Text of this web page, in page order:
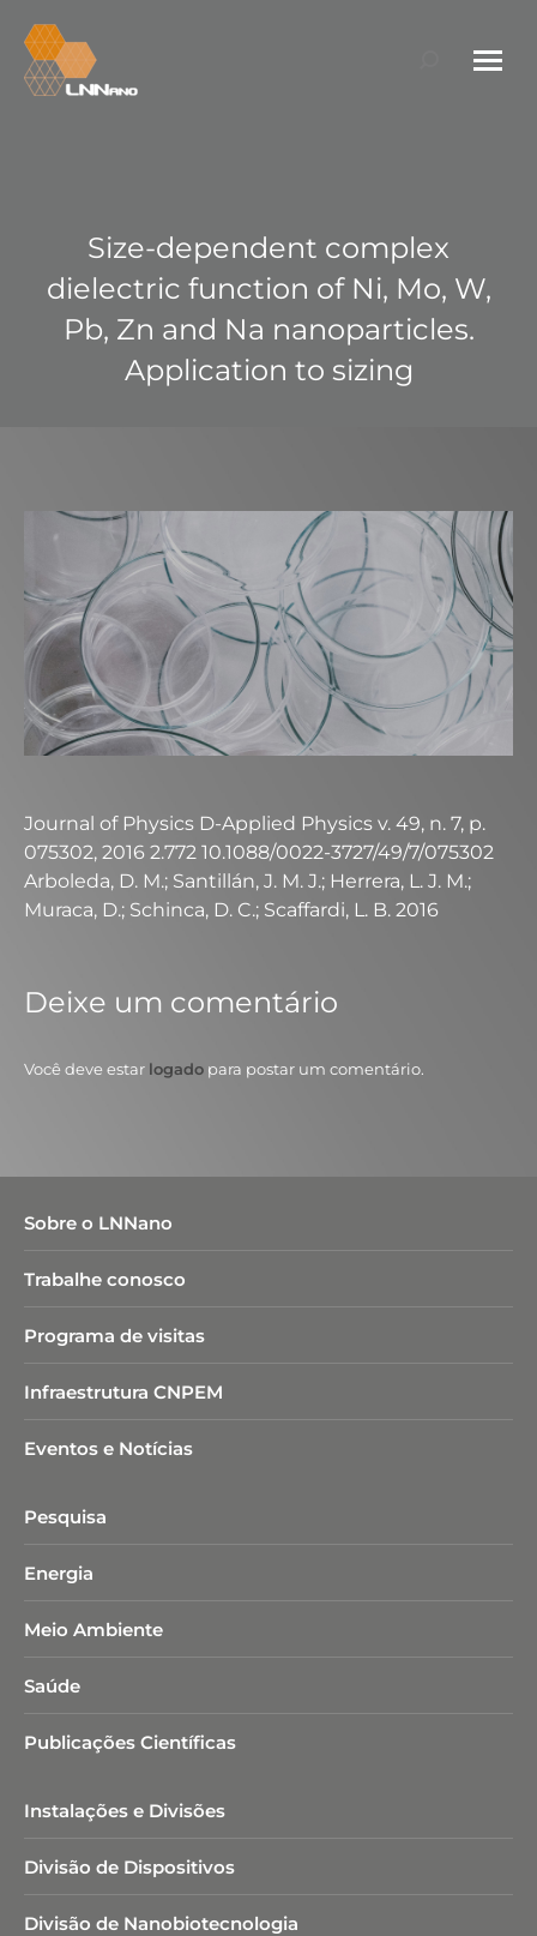
Search:
Size-dependent complex
dielectric function of Ni, Mo, W,
Pb, Zn and Na nanoparticles.
Application to sizing
Journal of Physics D-Applied Physics v. 49, n. 7, p.
075302, 2016 2.772 10.1088/0022-3727/49/7/075302
Arboleda, D. M.; Santillán, J. M. J.; Herrera, L. J. M.;
Muraca, D.; Schinca, D. C.; Scaffardi, L. B. 2016
Deixe um comentário
Você deve estar logado para postar um comentário.
Sobre o LNNano
Trabalhe conosco
Programa de visitas
Infraestrutura CNPEM
Eventos e Notícias
Pesquisa
Energia
Meio Ambiente
Saúde
Publicações Científicas
Instalações e Divisões
Divisão de Dispositivos
Divisão de Nanobiotecnologia​